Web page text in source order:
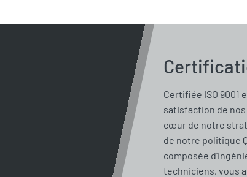
Certifiée ISO 9001
satisfaction de
cœur de notre
de notre politique
composée
techniciens, vous